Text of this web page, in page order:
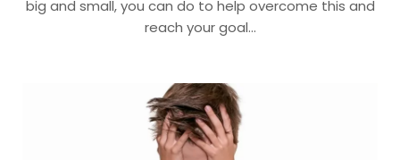
big and small, you can do to help overcome this and
reach your goal…